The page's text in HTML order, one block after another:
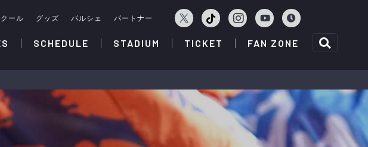
ール グッズ パルシェ パートナー
SCHEDULE STADIUM TICKET FAN ZONE